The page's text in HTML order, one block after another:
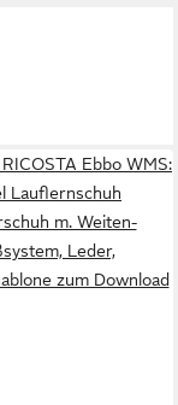
Ebbo WMS:
Lauflernschuh
m. Weiten-
Leder,
zum Download